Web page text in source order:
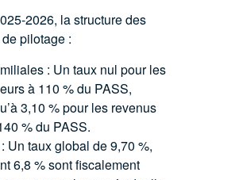
2026, la structure des
pilotage :
: Un taux nul pour les
à 110 % du PASS,
3,10 % pour les revenus
% du PASS.
Un taux global de 9,70 %,
6,8 % sont fiscalement